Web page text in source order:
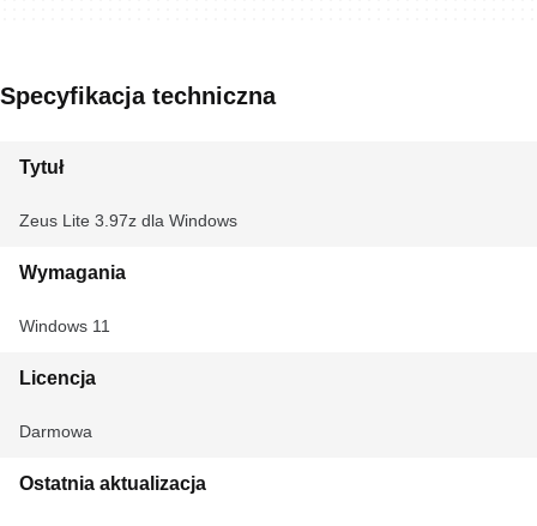
Specyfikacja techniczna
Tytuł
Zeus Lite 3.97z dla Windows
Wymagania
Windows 11
Licencja
Darmowa
Ostatnia aktualizacja